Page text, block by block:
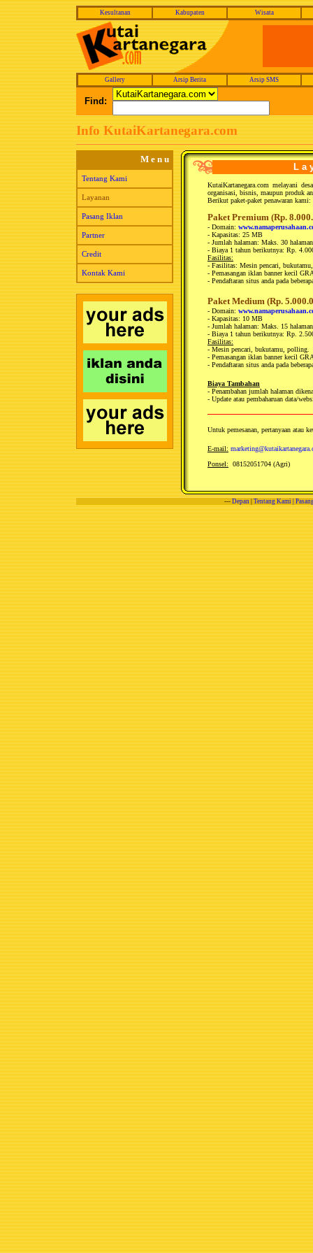
Kesultanan Kabupaten Wisata
Gallery Arsip Berita Arsip SMS
Find:
Info KutaiKartanegara.com
M e n u
Tentang Kami
Layanan
Pasang Iklan
Partner
Credit
Kontak Kami
L a
KutaiKartanegara.com melayani
organisasi, bisnis, maupun produk
Berikut paket-paket penawaran kami:
Paket Premium (Rp.
- Domain:
- Kapasitas: 25 MB
- Jumlah halaman: Maks. 30
- Biaya 1 tahun berikutnya: Rp.
Fasilitas:
- Fasilitas: Mesin pencari,
- Pemasangan iklan banner kecil
- Pendaftaran situs anda pada
Paket Medium (Rp.
- Domain:
- Kapasitas: 10 MB
- Jumlah halaman: Maks. 15
- Biaya 1 tahun berikutnya: Rp.
Fasilitas:
- Mesin pencari, bukutamu, polling.
- Pemasangan iklan banner kecil
- Pendaftaran situs anda pada
Biaya Tambahan
- Penambahan jumlah halaman
- Update atau pembaharuan data/
Untuk pemesanan, pertanyaan atau
E-mail:
Ponsel: 08152051704 (Agri)
--- Depan Tentang Kami